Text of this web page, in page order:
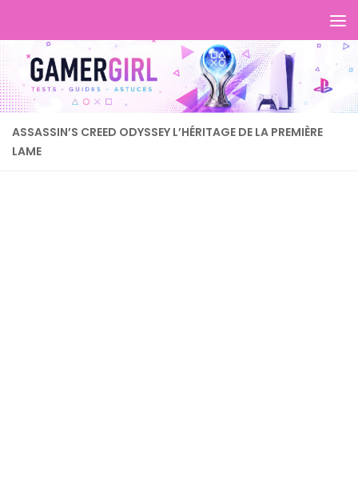
ASSASSIN’S CREED ODYSSEY L’HÉRITAGE DE LA PREMIÈRE
LAME